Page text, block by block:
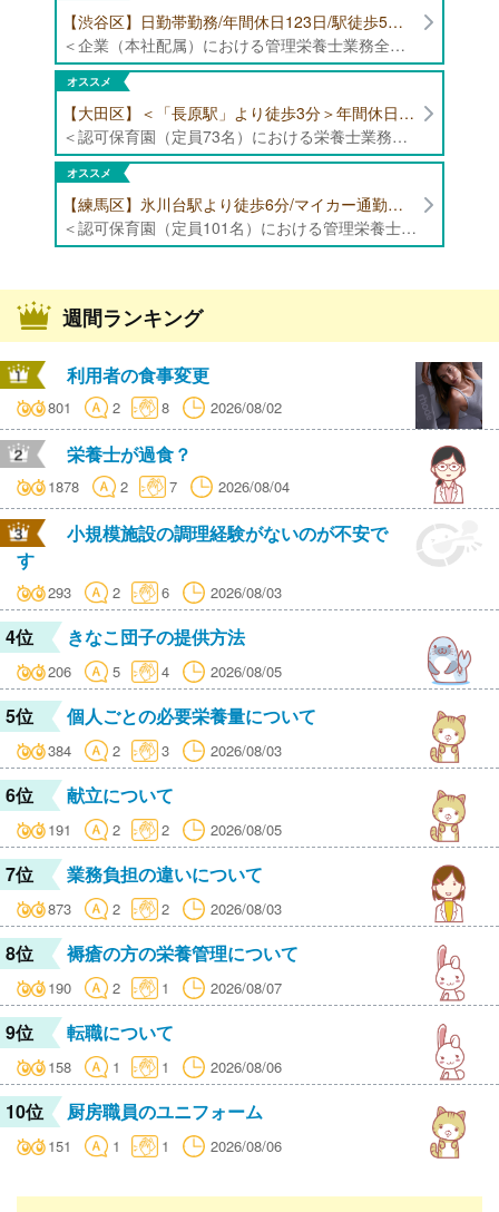
【渋谷区】日勤帯勤務/年間休日123日/駅徒歩5分/企業（本社配属）にて管理栄養士募集！
＜企業（本社配属）における管理栄養士業務全般＞ ・本社および在宅（週1日程度）で、運営・受託する保育園（約50箇所）の管理栄養士・マネジメント業務全般 ・調理指導、育成 ・調理代行※欠員時 ・衛生管理 ・献立作成 ・食材発注 ・園長、調理スタッフとの給食会議 ・クライアント企業との給食会議（食育等の企画提案） ・採用業務（面接・施設見学同行）など ・担当保育園の定期巡回（直行やオンライン対応あり） ※23区内の認可保育園や、事業所内保育園（市川市、古河市、厚木市・追浜等）
オススメ
【大田区】＜「長原駅」より徒歩3分＞年間休日120日以上/最大10連休取得可能/日勤帯勤務のみ 認可保育園（定員73名）にて、栄養士の募集！
＜認可保育園（定員73名）における栄養士業務全般＞ ・調理（朝おやつ・給食・おやつ・補食） ・盛付け、片づけ ・食育、保育室への給食ラウンド、事務業務 ・調理室のお掃除、備蓄の確認、発注など ※定員:73名(0歳児6名、1歳歳児10名、2歳児12名、3歳-5歳児各15名)
オススメ
【練馬区】氷川台駅より徒歩6分/マイカー通勤可能/年間休日120日/賞与高水準 認可保育園（定員101名）にて管理栄養士・栄養士・調理師募集！
＜認可保育園（定員101名）における管理栄養士・栄養士・調理師業務全般＞ ・調理業務全般 ・離乳食、アレルギー除去食対応 ・食育活動
週間ランキング
利用者の食事変更
801 2 8 2026/08/02
栄養士が過食？
1878 2 7 2026/08/04
小規模施設の調理経験がないのが不安で
す
293 2 6 2026/08/03
4位 きなこ団子の提供方法
206 5 4 2026/08/05
5位 個人ごとの必要栄養量について
384 2 3 2026/08/03
6位 献立について
191 2 2 2026/08/05
7位 業務負担の違いについて
873 2 2 2026/08/03
8位 褥瘡の方の栄養管理について
190 2 1 2026/08/07
9位 転職について
158 1 1 2026/08/06
10位 厨房職員のユニフォーム
151 1 1 2026/08/06